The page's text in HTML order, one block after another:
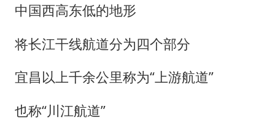
中国西高东低的地形
将长江干线航道分为四个部分
宜昌以上千余公里称为“上游航道”
也称“川江航道”